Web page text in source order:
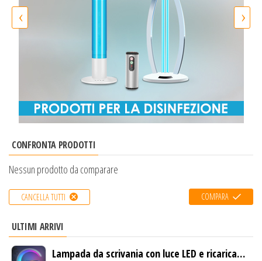
‹ ›
CONFRONTA PRODOTTI
Nessun prodotto da comparare
CANCELLA TUTTI COMPARA
ULTIMI ARRIVI
Lampada da scrivania con luce LED e ricarica